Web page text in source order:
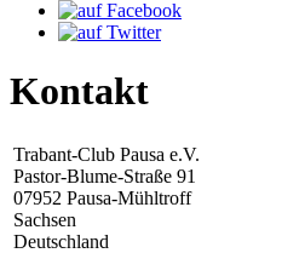
Kontakt
Trabant-Club Pausa e.V.
Pastor-Blume-Straße 91
07952 Pausa-Mühltroff
Sachsen
Deutschland